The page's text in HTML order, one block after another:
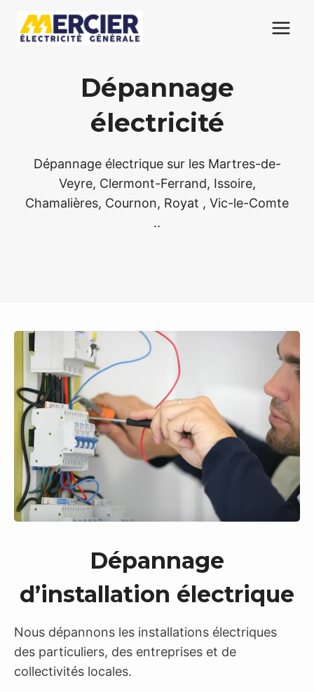
Dépannage
électricité
Dépannage électrique sur les Martres-de-
Veyre, Clermont-Ferrand, Issoire,
Chamalières, Cournon, Royat , Vic-le-Comte
..
Dépannage
d’installation électrique
Nous dépannons les installations électriques
des particuliers, des entreprises et de
collectivités locales.